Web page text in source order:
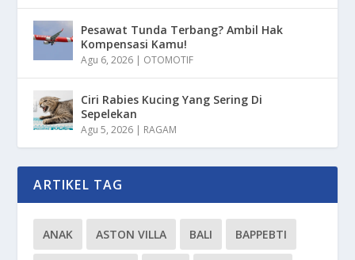
Pesawat Tunda Terbang? Ambil Hak
Kompensasi Kamu!
Agu 6, 2026 | OTOMOTIF
Ciri Rabies Kucing Yang Sering Di
Sepelekan
Agu 5, 2026 | RAGAM
ARTIKEL TAG
ANAK ASTON VILLA BALI BAPPEBTI